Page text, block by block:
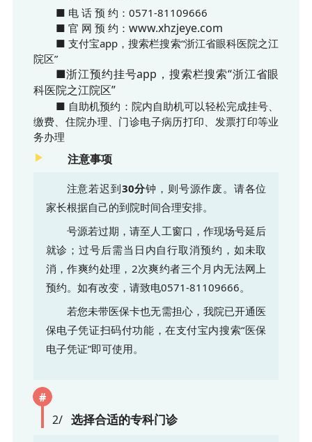
■ 电 话 预 约：0571-81109666
■ 官 网 预 约： www.xhzjeye.com
■ 支付宝app，搜索栏搜索“浙江省眼科医院之江
院区”
■浙江预约挂号app，搜索栏搜索“浙江省眼
科医院之江院区”
■ 自助机预约：院内自助机可以轻松完成挂号、
缴费、住院办理、门诊电子病历打印、发票打印等业
务办理
注意事项
注意若迟到30分钟，则号源作废。请各位
家长根据自己的到院时间合理安排。
号源若过期，请至人工窗口，作现场号延后
就诊；过号后需当日内自行取消预约，如未取
消，作爽约处理，2次爽约者三个月内无法网上
预约。如有改变，请致电0571-81109666。
若您未带医保卡也无需担心，我院已开通医
保电子凭证扫码付功能，在支付宝内搜索“医保
电子凭证”即可使用。
#
2/选择合适的专科门诊